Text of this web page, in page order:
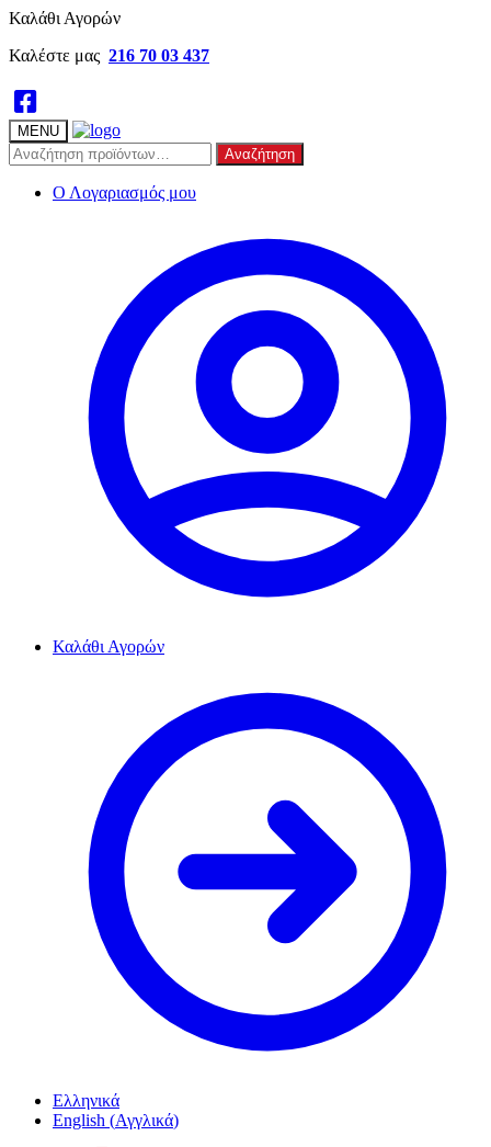
Skip
navigation
Skip
content
Καλάθι Αγορών
Καλέστε μας 216 70 03 437
MENU
Αναζήτηση
για:
Αναζήτηση
Ο Λογαριασμός μου
Καλάθι Αγορών
Ελληνικά
English (Αγγλικά)